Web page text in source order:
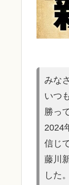
みな
いつ
勝っ
2024
信じ
藤川
した